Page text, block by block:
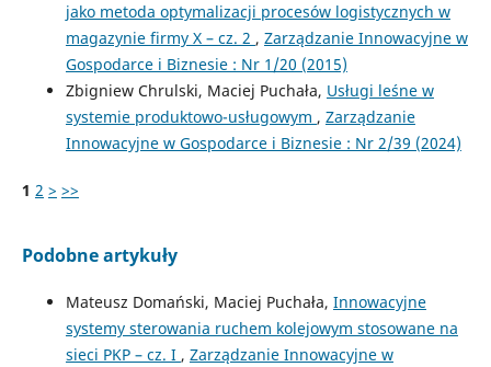
jako metoda optymalizacji procesów logistycznych w
magazynie firmy X – cz. 2 , Zarządzanie Innowacyjne w
Gospodarce i Biznesie : Nr 1/20 (2015)
Zbigniew Chrulski, Maciej Puchała, Usługi leśne w
systemie produktowo-usługowym , Zarządzanie
Innowacyjne w Gospodarce i Biznesie : Nr 2/39 (2024)
1 2 > >>
Podobne artykuły
Mateusz Domański, Maciej Puchała, Innowacyjne
systemy sterowania ruchem kolejowym stosowane na
sieci PKP – cz. I , Zarządzanie Innowacyjne w